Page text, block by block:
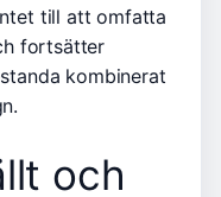
till att omfatta
fortsätter
kombinerat
och